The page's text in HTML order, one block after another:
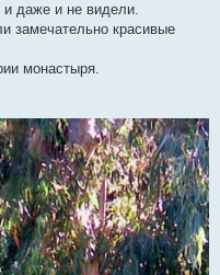
даже и не видели.
замечательно красивые
монастыря.